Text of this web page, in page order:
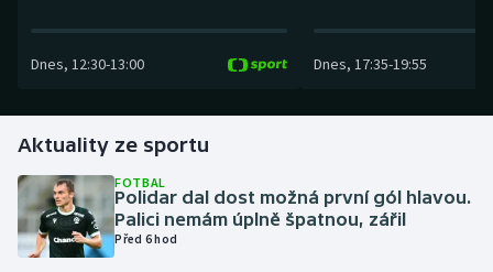
Gymnastika
Házená
Jezdectví
Dnes, 12:30-13:00 Dnes, 17:35-19:55
Aktuality ze sportu
FOTBAL
Polidar dal dost možná první gól hlavou.
Palici nemám úplně špatnou, zářil
Před 6 hod